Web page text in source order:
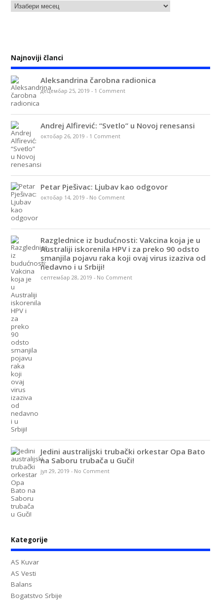
Najnoviji članci
Aleksandrina čarobna radionica
децембар 25, 2019 - 1 Comment
Andrej Alfirević: “Svetlo” u Novoj renesansi
октобар 26, 2019 - 1 Comment
Petar Pješivac: Ljubav kao odgovor
октобар 14, 2019 - No Comment
Razglednice iz budućnosti: Vakcina koja je u
Australiji iskorenila HPV i za preko 90 odsto
smanjila pojavu raka koji ovaj virus izaziva od
nedavno i u Srbiji!
септембар 28, 2019 - No Comment
Jedini australijski trubački orkestar Opa Bato
na Saboru trubača u Guči!
јул 29, 2019 - No Comment
Kategorije
AS Kuvar
AS Vesti
Balans
Bogatstvo Srbije